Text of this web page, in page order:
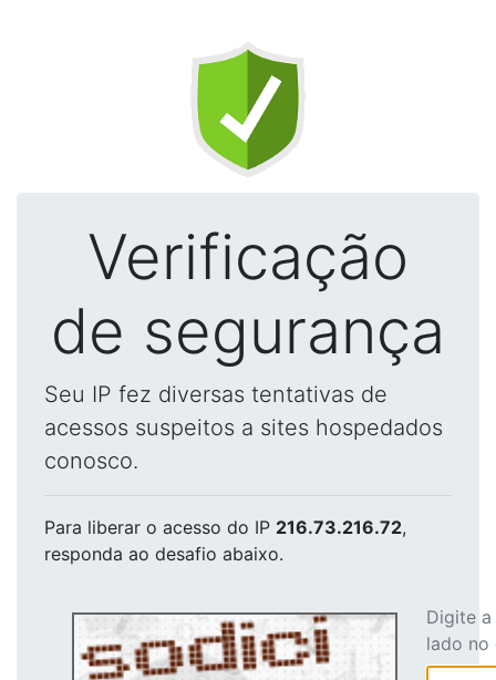
Verificação
de segurança
Seu IP fez diversas tentativas de
acessos suspeitos a sites hospedados
conosco.
Para liberar o acesso do IP 216.73.216.72,
responda ao desafio abaixo.
Digite
lado no